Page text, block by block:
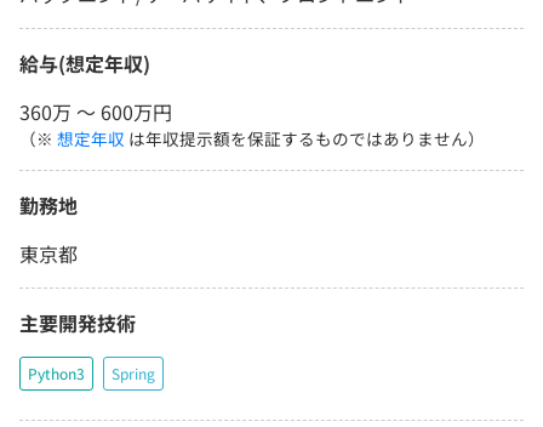
給与(想定年収)
360万 〜 600万円
（※ 想定年収 は年収提示額を保証するものではありません）
勤務地
東京都
主要開発技術
Python3 Spring